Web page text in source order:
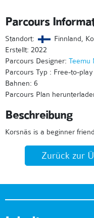
Parcours
Standort:
Finnland,
Erstellt: 2022
Parcours Designer: Teemu
Parcours Typ : Free-to-play
Bahnen: 6
Parcours Plan
Beschreibung
Korsnäs is a beginner
Zurück zur